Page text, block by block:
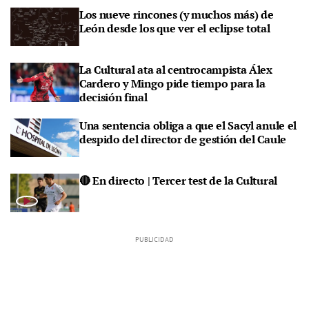
Los nueve rincones (y muchos más) de
León desde los que ver el eclipse total
La Cultural ata al centrocampista Álex
Cardero y Mingo pide tiempo para la
decisión final
Una sentencia obliga a que el Sacyl anule el
despido del director de gestión del Caule
🔴 En directo | Tercer test de la Cultural